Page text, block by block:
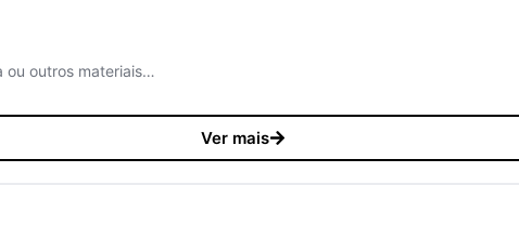
ou outros materiais…
Ver mais